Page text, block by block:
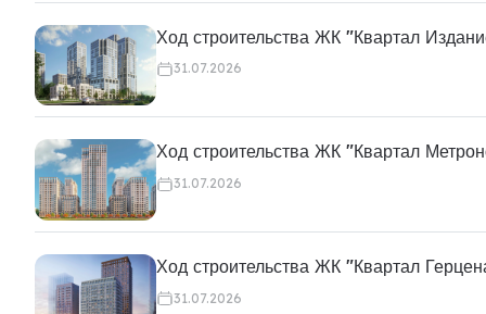
Ход строительства ЖК "Квартал
31.07.2026
Ход строительства ЖК "Квартал
31.07.2026
Ход строительства ЖК "Квартал
31.07.2026